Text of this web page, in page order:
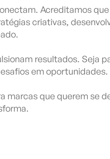
Acreditamos
criativas,
resultados. Seja
em oportunidades.
marcas que querem se